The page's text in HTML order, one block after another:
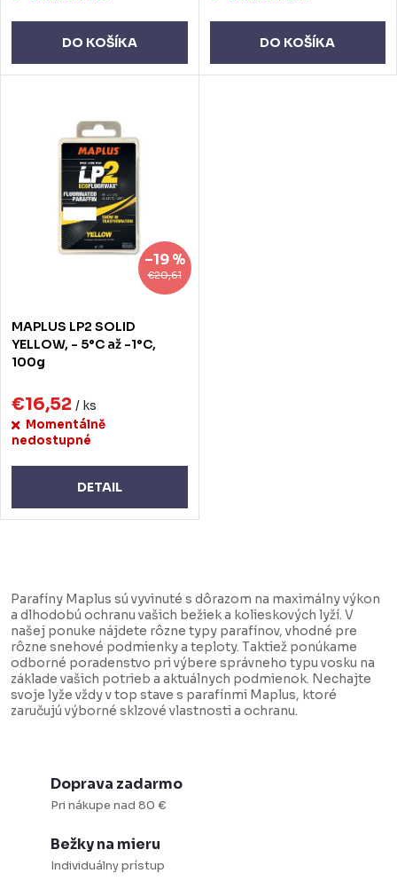
t
v
v
DO KOŠÍKA DO KOŠÍKA
€20,61
–19 %
MAPLUS LP2 SOLID
YELLOW, - 5°C až -1°C,
100g
€16,52 / ks
Momentálně
nedostupné
DETAIL
v
l
á
d
a
c
Parafíny Maplus sú vyvinuté s dôrazom na maximálny výkon
a dlhodobú ochranu vašich bežiek a kolieskových lyží. V
našej ponuke nájdete rôzne typy parafínov, vhodné pre
rôzne snehové podmienky a teploty. Taktiež ponúkame
odborné poradenstvo pri výbere správneho typu vosku na
základe vašich potrieb a aktuálnych podmienok. Nechajte
svoje lyže vždy v top stave s parafínmi Maplus, ktoré
zaručujú výborné sklzové vlastnosti a ochranu.
Doprava zadarmo
Pri nákupe nad 80 €
Bežky na mieru
Individuálny prístup